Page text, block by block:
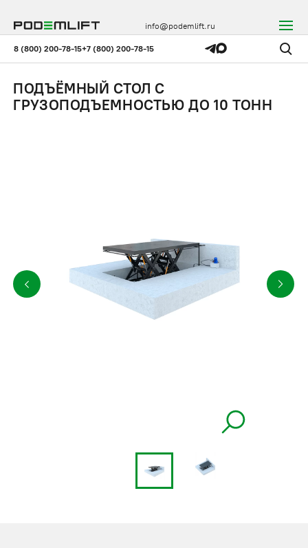
8 (800) 200-78-15+7 (800) 200-78-15
info@podemlift.ru
ПОДЪЁМНЫЙ СТОЛ С
ГРУЗОПОДЪЕМНОСТЬЮ ДО 10 ТОНН